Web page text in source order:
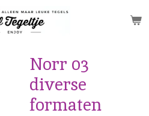
Norr 03
diverse
formaten